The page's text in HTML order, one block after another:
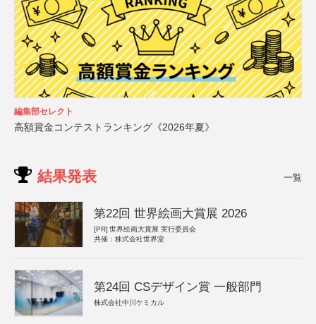
編集部セレクト
高額賞金コンテストランキング《2026年夏》
結果発表 一覧
第22回 世界絵画大賞展 2026
[PR] 世界絵画大賞展 実行委員会
共催：株式会社世界堂
第24回 CSデザイン賞 一般部門
株式会社中川ケミカル